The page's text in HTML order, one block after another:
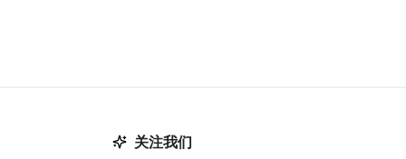
关注我们